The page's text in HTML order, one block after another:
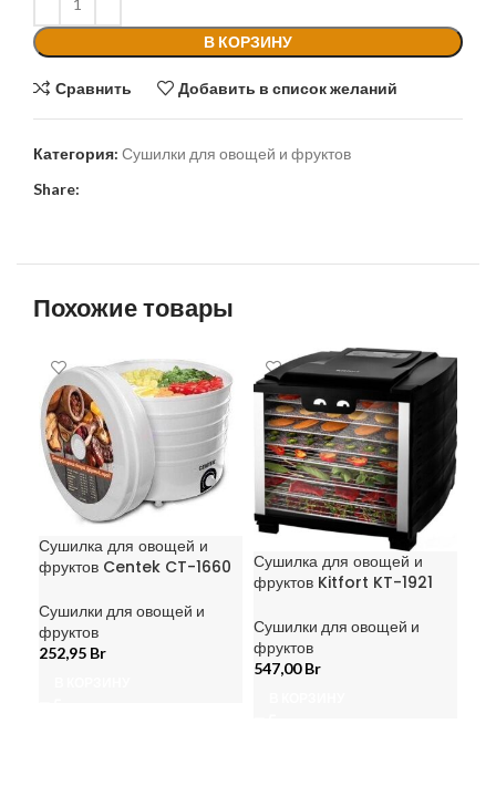
В КОРЗИНУ
Сравнить Добавить в список желаний
Категория: Сушилки для овощей и фруктов
Share:
Похожие товары
Сушилка для овощей и
фруктов Centek CT-1660
Сушилки для овощей и
фруктов
252,95 Br
Сушилка для овощей и
фруктов Kitfort KT-1921
Сушилки для овощей и
фруктов
547,00Br